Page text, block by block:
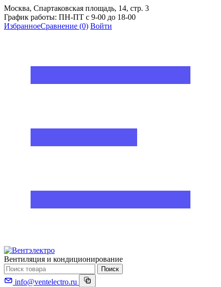
Москва, Спартаковская площадь, 14, стр. 3
График работы: ПН-ПТ с 9-00 до 18-00
ИзбранноеСравнение (0) Войти
Вентиляция и кондиционирование
Поиск
info@ventelectro.ru